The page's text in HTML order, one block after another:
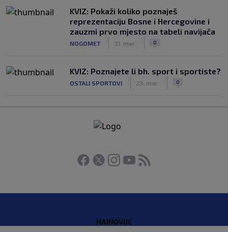
KVIZ: Pokaži koliko poznaješ
reprezentaciju Bosne i Hercegovine i
zauzmi prvo mjesto na tabeli navijača
NOGOMET 31. mar. 0
KVIZ: Poznajete li bh. sport i sportiste?
OSTALI SPORTOVI 23. mar. 0
NAJNOVIJE